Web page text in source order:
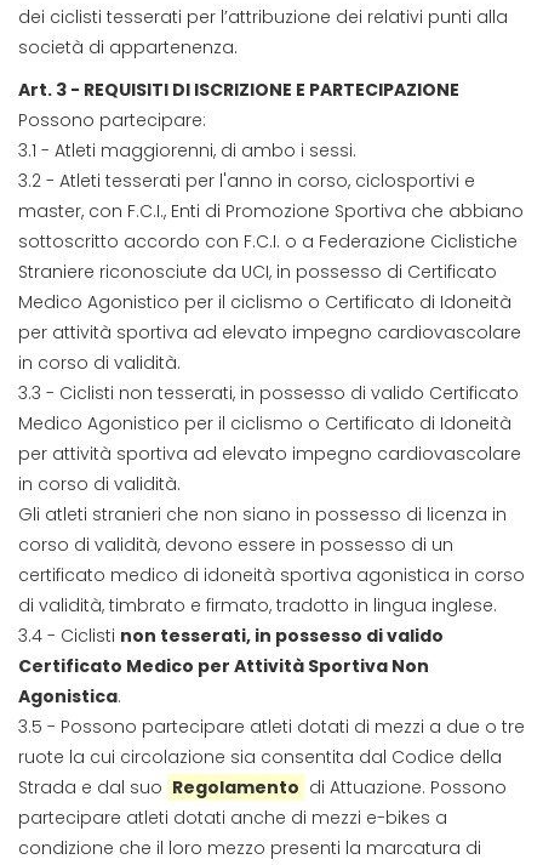
dei ciclisti tesserati per l’attribuzione dei relativi punti alla
società di appartenenza.
Art. 3 - REQUISITI DI ISCRIZIONE E PARTECIPAZIONE
Possono partecipare:
3.1 - Atleti maggiorenni, di ambo i sessi.
3.2 - Atleti tesserati per l'anno in corso, ciclosportivi e
master, con F.C.I., Enti di Promozione Sportiva che abbiano
sottoscritto accordo con F.C.I. o a Federazione Ciclistiche
Straniere riconosciute da UCI, in possesso di Certificato
Medico Agonistico per il ciclismo o Certificato di Idoneità
per attività sportiva ad elevato impegno cardiovascolare
in corso di validità.
3.3 - Ciclisti non tesserati, in possesso di valido Certificato
Medico Agonistico per il ciclismo o Certificato di Idoneità
per attività sportiva ad elevato impegno cardiovascolare
in corso di validità.
Gli atleti stranieri che non siano in possesso di licenza in
corso di validità, devono essere in possesso di un
certificato medico di idoneità sportiva agonistica in corso
di validità, timbrato e firmato, tradotto in lingua inglese.
3.4 - Ciclisti non tesserati, in possesso di valido
Certificato Medico per Attività Sportiva Non
Agonistica.
3.5 - Possono partecipare atleti dotati di mezzi a due o tre
ruote la cui circolazione sia consentita dal Codice della
Strada e dal suo Regolamento di Attuazione. Possono
partecipare atleti dotati anche di mezzi e-bikes a
condizione che il loro mezzo presenti la marcatura di